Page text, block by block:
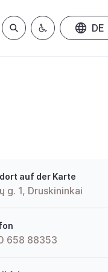
DE
auf der Karte
g. 1, Druskininkai
658 88353